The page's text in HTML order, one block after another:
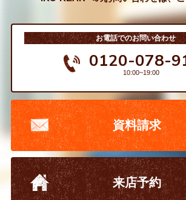
お電話でのお問い合わせ
0120-078-
10:00~19:00
資料請求
来店予約